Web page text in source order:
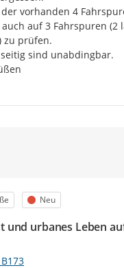
vorhanden 4
auf 3 Fahrspuren (2
zu prüfen.
sind unabdingbar.
Status
Neu
und urbanes Leben